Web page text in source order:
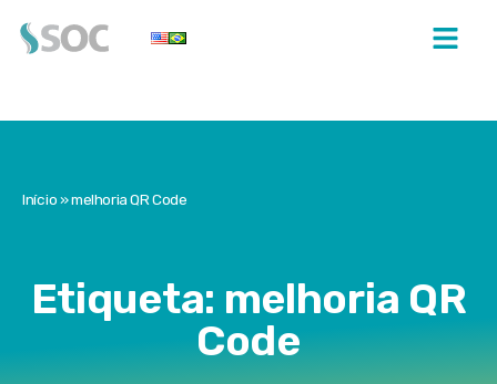
Início»melhoria QR Code
Etiqueta: melhoria QR
Code